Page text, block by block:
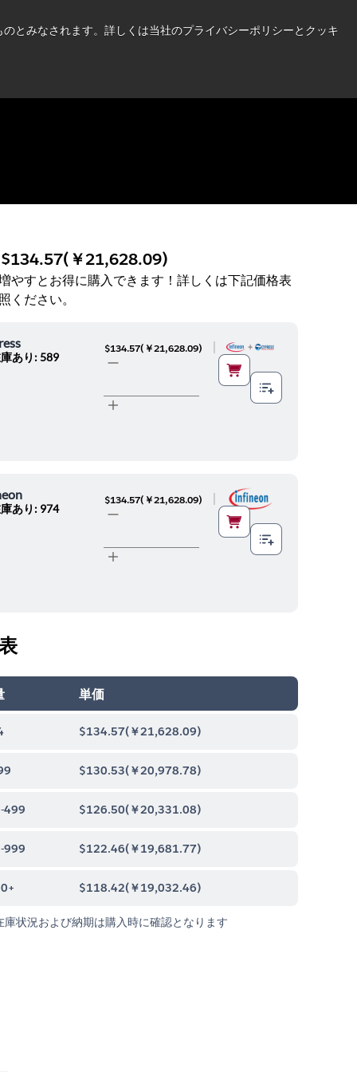
とみなされます。詳しくは当社のプライバシーポリシーとクッキ
$134.57(￥21,628.09)
やすとお得に購入できます！詳しくは下記価格表
ください。
あり: 589
$134.57( ￥21,628.09) |
あり: 974
$134.57( ￥21,628.09) |
単価
$134.57(￥21,628.09)
$130.53(￥20,978.78)
499 $126.50(￥20,331.08)
999 $122.46(￥19,681.77)
$118.42(￥19,032.46)
庫状況および納期は購入時に確認となります